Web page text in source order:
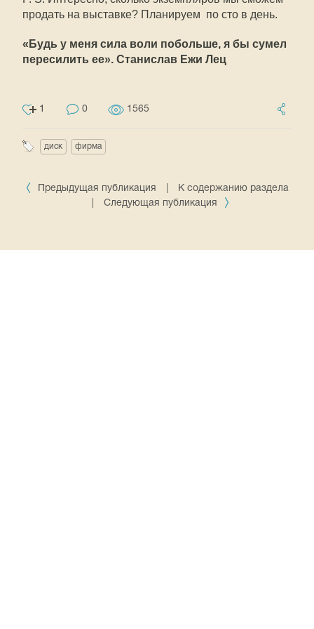
продать на выставке? Планируем  по сто в день.
«Будь у меня сила воли побольше, я бы сумел
пересилить ее». Станислав Ежи Лец
1 0 1565
диск фирма
Предыдущая публикация
К содержанию раздела
Следующая публикация